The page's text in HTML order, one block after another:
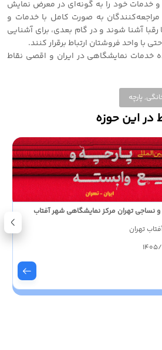
خدمات خود را به گونه‌ای در معرض نمایش
به صورت کامل با خدمات و
آشنا شوند و در گام بعدی، برای آشنایی
با واحد فروشتان ارتباط برقرار کنند.
خدمات نمایشگاهی در ایران و‌ اقصی نقاط
پارچه
در این حوزه
و نساجی تهران مرکز نمایشگاهی شهر آفتاب
تهران